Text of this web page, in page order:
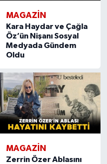
MAGAZIN
Kara Haydar ve Çağla
Öz’ün Nişanı Sosyal
Medyada Gündem
Oldu
MAGAZIN
Zerrin Özer Ablasını